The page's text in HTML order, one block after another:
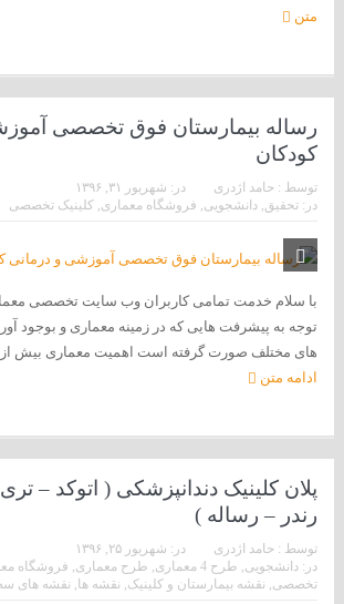
متن
رساله بیمارستان فوق تخصصی
کودکان
توسط : حامد اژدری در: شهریور ۳۱, ۱۳۹۶
در: تحقیق, دانشجویی, فروشگاه معماری, کلینیک تخصصی
توجه به پیشرفت هایی که در زمینه معماری و بوجود
های مختلف صورت گرفته است اهمیت معماری بیش از
ادامه متن
پلان کلینیک دندانپزشکی ( اتوکد –
رندر – رساله )
توسط : حامد اژدری در: شهریور ۲۵, ۱۳۹۶
در: دانشجویی, طرح 4 معماری , طرح معماری, فروشگاه
تخصصی, نقشه بیمارستان و کلینیک, نقشه ها, نقشه های